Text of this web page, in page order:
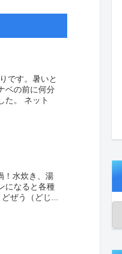
です。暑いと
ベの前に何分
た。 ネット
！水炊き、湯
になると各種
ぜう（どじ...